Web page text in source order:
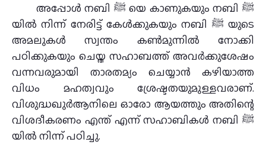
അപ്പോള്‍ നബി ﷺ യെ കാണുകയും നബി ﷺ
യില്‍ നിന്ന് നേരിട്ട് കേള്‍ക്കുകയും നബി ﷺ യുടെ
അമലുകള്‍ സ്വന്തം കണ്‍മുന്നില്‍ നോക്കി
പഠിക്കുകയും ചെയ്ത സഹാബത്ത് അവര്‍ക്കുശേഷം
വന്നവരുമായി താരതമ്യം ചെയ്യാന്‍ കഴിയാത്ത
വിധം മഹത്വവും ശ്രേഷ്ടതയുമുള്ളവരാണ്.
വിശുദ്ധഖുര്‍ആനിലെ ഓരോ ആയത്തും അതിന്റെ
വിശദീകരണം എന്ത് എന്ന് സഹാബികള്‍ നബി ﷺ
യില്‍ നിന്ന് പഠിച്ചു.